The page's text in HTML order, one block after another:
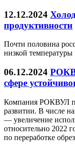
12.12.2024
продуктивности
Почти половина
низкой температуры
06.12.2024
сфере
Компания РОКВУЛ
развитии. В числе
— увеличение
относительно 2022
по переработке